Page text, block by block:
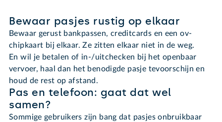
Bewaar pasjes rustig op elkaar
Bewaar gerust bankpassen, creditcards en een ov-
chipkaart bij elkaar. Ze zitten elkaar niet in de weg.
En wil je betalen of in-/uitchecken bij het openbaar
vervoer, haal dan het benodigde pasje tevoorschijn en
houd de rest op afstand.
Pas en telefoon: gaat dat wel
samen?
Sommige gebruikers zijn bang dat pasjes onbruikbaar